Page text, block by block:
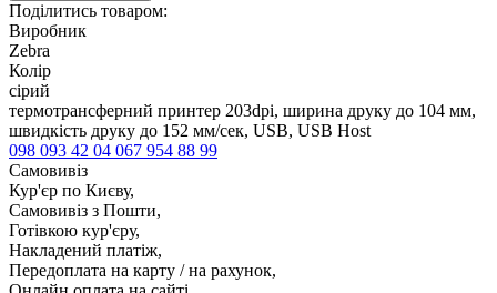
Поділитись товаром:
Виробник
Zebra
Колір
сірий
термотрансферний принтер 203dpi, ширина друку до 104 мм,
швидкість друку до 152 мм/сек, USB, USB Host
098 093 42 04 067 954 88 99
Самовивіз
Кур'єр по Києву,
Самовивіз з Пошти,
Готівкою кур'єру,
Накладений платіж,
Передоплата на карту / на рахунок,